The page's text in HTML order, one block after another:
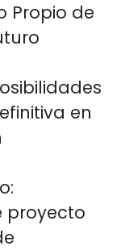
Propio de
en
proyecto